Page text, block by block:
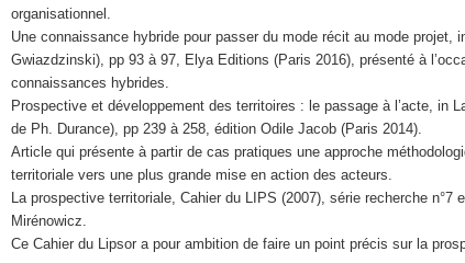
organisationnel.
Une connaissance hybride pour passer du mode récit au mode projet,
Gwiazdzinski), pp 93 à 97, Elya Editions (Paris 2016), présenté à
connaissances hybrides.
Prospective et développement des territoires : le passage à l’acte, in
de Ph. Durance), pp 239 à 258, édition Odile Jacob (Paris 2014).
Article qui présente à partir de cas pratiques une approche
territoriale vers une plus grande mise en action des acteurs.
La prospective territoriale, Cahier du LIPS (2007), série recherche
Mirénowicz.
Ce Cahier du Lipsor a pour ambition de faire un point précis sur la